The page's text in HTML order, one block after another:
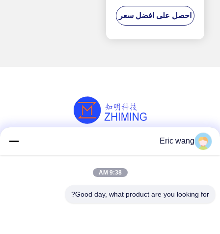
JGS3
احصل على افضل سعر
اتصل سريعًا
Eric wang
9:38 AM
Good day, what product are you looking for?